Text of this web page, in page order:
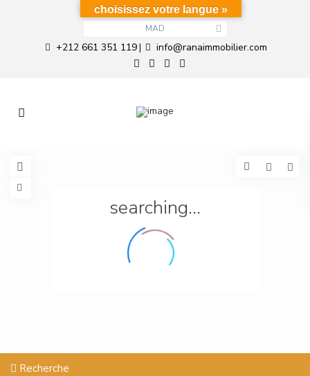
MAD
+212 661 351 119| info@ranaimmobilier.com
searching...
Recherche
choisissez votre langue »